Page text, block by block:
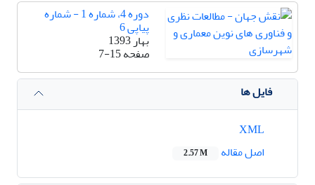
دوره 4، شماره 1 - شماره
پیاپی 6
بهار 1393
صفحه7-15
فایل ها
اصل مقاله
2.57 M